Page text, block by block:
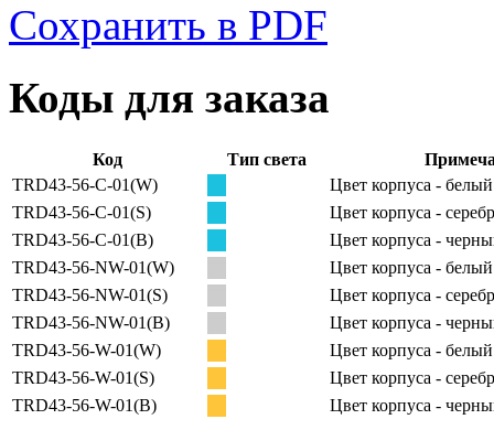
Сохранить в PDF
Коды для заказа
Код Тип света
TRD43-56-C-01(W)
Цвет корпуса - белый
TRD43-56-С-01(S)
Цвет корпуса -
TRD43-56-C-01(B)
Цвет корпуса -
TRD43-56-NW-01(W)
Цвет корпуса - белый
TRD43-56-NW-01(S)
Цвет корпуса -
TRD43-56-NW-01(B)
Цвет корпуса -
TRD43-56-W-01(W)
Цвет корпуса - белый
TRD43-56-W-01(S)
Цвет корпуса -
TRD43-56-W-01(B)
Цвет корпуса -